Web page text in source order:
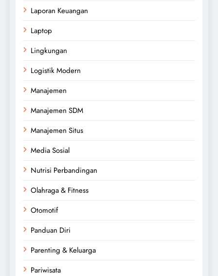
Laporan Keuangan
Laptop
Lingkungan
Logistik Modern
Manajemen
Manajemen SDM
Manajemen Situs
Media Sosial
Nutrisi Perbandingan
Olahraga & Fitness
Otomotif
Panduan Diri
Parenting & Keluarga
Pariwisata